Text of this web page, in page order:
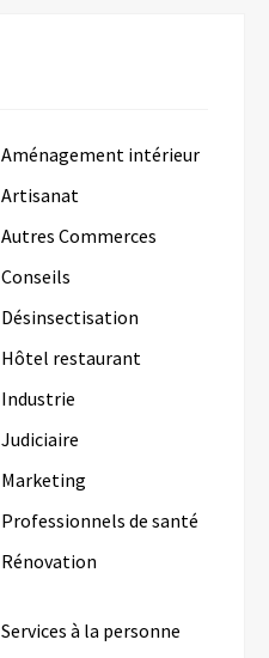
Aménagement intérieur
Artisanat
Autres Commerces
Conseils
Désinsectisation
Hôtel restaurant
Industrie
Judiciaire
Marketing
Professionnels de santé
Rénovation
Services à la personne